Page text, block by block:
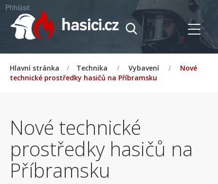
Přihlásit
Hlavní stránka / Technika / Vybavení /
Nové
technické prostředky hasičů na Příbramsku
Nové technické
prostředky hasičů na
Příbramsku